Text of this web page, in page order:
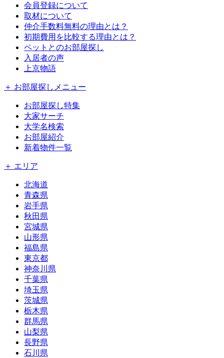
会員登録について
取材について
仲介手数料無料の理由とは？
初期費用を比較する理由とは？
ペットとのお部屋探し
入居者の声
上京物語
＋ お部屋探しメニュー
お部屋探し特集
大家サーチ
大学名検索
お部屋紹介
新着物件一覧
＋ エリア
北海道
青森県
岩手県
秋田県
宮城県
山形県
福島県
東京都
神奈川県
千葉県
埼玉県
茨城県
栃木県
群馬県
山梨県
長野県
石川県